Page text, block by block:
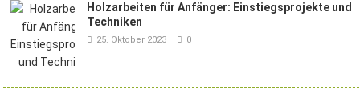
Holzarbeiten für Anfänger: Einstiegsprojekte und
Techniken
25. Oktober 2023 0